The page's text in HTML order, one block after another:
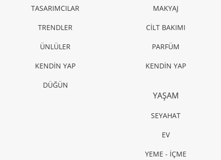
TASARIMCILAR
TRENDLER
ÜNLÜLER
KENDİN YAP
DÜĞÜN
MAKYAJ
CİLT BAKIMI
PARFÜM
KENDİN YAP
YAŞAM
SEYAHAT
EV
YEME - İÇME